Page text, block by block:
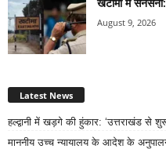
August 9, 2026
Latest News
हल्द्वानी में खड़गे की हुंकार: ‘उत्तराखंड से
माननीय उच्च न्यायालय के आदेश के